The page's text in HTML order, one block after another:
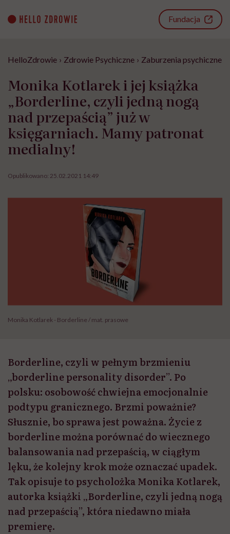
content
Fundacja
HelloZdrowie › Zdrowie Psychiczne › Zaburzenia psychiczne
Monika Kotlarek i jej książka
„Borderline, czyli jedną nogą
nad przepaścią” już w
księgarniach. Mamy patronat
medialny!
Opublikowano: 25.02.2021 14:49
Monika Kotlarek - Borderline / mat. prasowe
Borderline, czyli w pełnym brzmieniu
„borderline personality disorder”. Po
polsku: osobowość chwiejna emocjonalnie
podtypu granicznego. Brzmi poważnie?
Słusznie, bo sprawa jest poważna. Życie z
borderline można porównać do wiecznego
balansowania nad przepaścią, w ciągłym
lęku, że kolejny krok może oznaczać upadek.
Tak opisuje to psycholożka Monika Kotlarek,
autorka książki „Borderline, czyli jedną nogą
nad przepaścią”, która niedawno miała
premierę.